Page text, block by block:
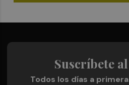
Suscríbete
Todos los días a